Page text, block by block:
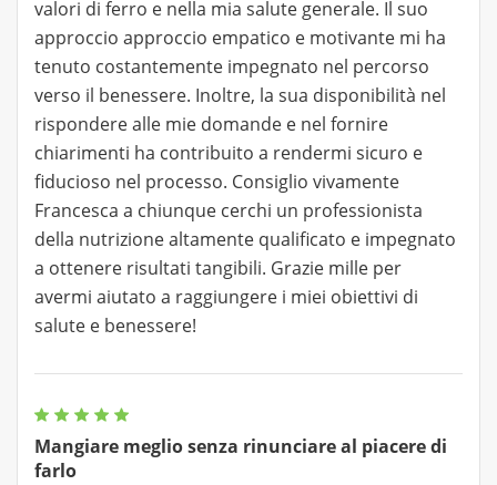
valori di ferro e nella mia salute generale. Il suo
approccio approccio empatico e motivante mi ha
tenuto costantemente impegnato nel percorso
verso il benessere. Inoltre, la sua disponibilità nel
rispondere alle mie domande e nel fornire
chiarimenti ha contribuito a rendermi sicuro e
fiducioso nel processo. Consiglio vivamente
Francesca a chiunque cerchi un professionista
della nutrizione altamente qualificato e impegnato
a ottenere risultati tangibili. Grazie mille per
avermi aiutato a raggiungere i miei obiettivi di
salute e benessere!
Mangiare meglio senza rinunciare al piacere di
farlo